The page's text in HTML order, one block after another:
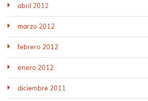
abril 2012
marzo 2012
febrero 2012
enero 2012
diciembre 2011